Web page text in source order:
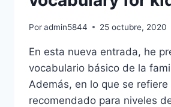
Poradmin5844 25 octubre, 2020
En esta nueva entrada, he
vocabulario básico de la
Además, en lo que se
recomendado para niveles